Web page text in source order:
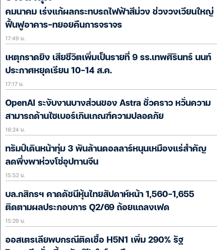
คมนาคม เร่งแก้ผลกระทบรถไฟฟ้าสีม่วง ช่วงวงเวียนใหญ่
ฟื้นฟูอาคาร-ทยอยคืนการจราจร
17:49 น.
เหตุกราดยิง เสียชีวิตเพิ่มเป็นรายที่ 9 รร.เทพศิรินทร์ นนท์
ประกาศหยุดเรียน 10-14 ส.ค.
17:17 น.
OpenAI ระงับงานบางส่วนของ Astra ชั่วคราว หวั่นความ
สามารถด้านไซเบอร์เกินเกณฑ์ความปลอดภัย
16:24 น.
ทรัมป์เดินหน้าทุ่ม 3 พันล้านดอลลาร์หนุนเหมืองแร่สำคัญ
ลดพึ่งพาห่วงโซ่อุปทานจีน
15:52 น.
บล.กสิกรฯ คาดดัชนีหุ้นไทยสัปดาห์หน้า 1,560-1,655
ติดตามผลประกอบการ Q2/69 ถ้อยแถลงเฟด
15:29 น.
ออสเตรเลียพบกรณีติดเชื้อ H5N1 เพิ่ม 290% รัฐ